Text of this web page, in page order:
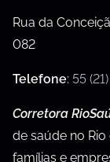
Rua da
082
Telefone: 55
Corretora
de saúde no
famílias e